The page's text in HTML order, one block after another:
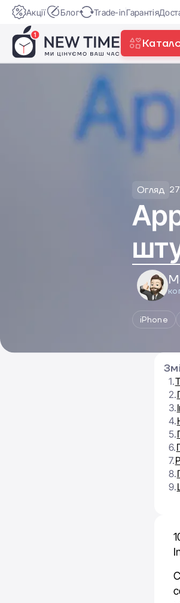
Акції Блог Trade-inГарантія
Огляд
iPhone
1.
2.
3.
4.
5.
6.
7.
8.
9.